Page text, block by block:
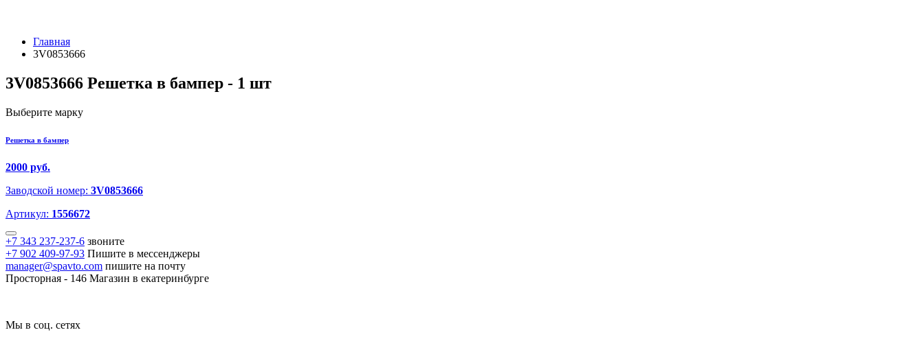
Главная
3V0853666
3V0853666 Решетка в бампер - 1 шт
Выберите марку
Решетка в бампер
2000 руб.
Заводской номер: 3V0853666
Артикул: 1556672
+7 343 237-237-6 звоните
+7 902 409-97-93 Пишите в мессенджеры
manager@spavto.com пишите на почту
Просторная - 146 Магазин в екатеринбурге
Мы в соц. сетях